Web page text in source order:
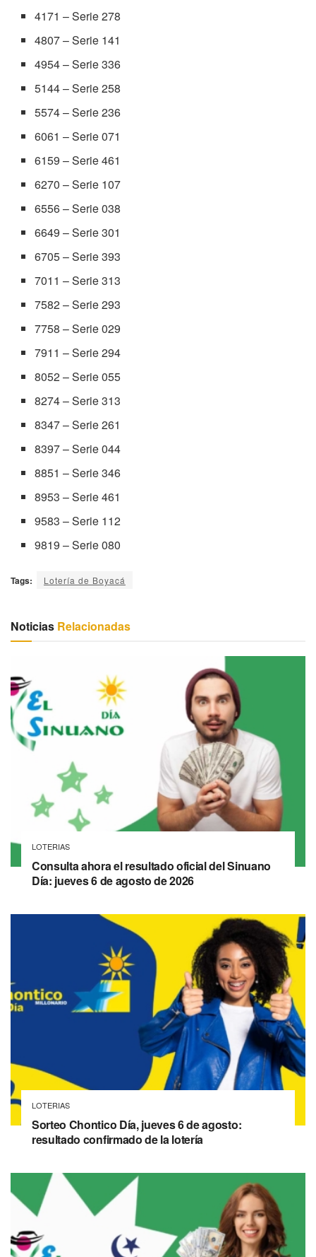
4171 – Serie 278
4807 – Serie 141
4954 – Serie 336
5144 – Serie 258
5574 – Serie 236
6061 – Serie 071
6159 – Serie 461
6270 – Serie 107
6556 – Serie 038
6649 – Serie 301
6705 – Serie 393
7011 – Serie 313
7582 – Serie 293
7758 – Serie 029
7911 – Serie 294
8052 – Serie 055
8274 – Serie 313
8347 – Serie 261
8397 – Serie 044
8851 – Serie 346
8953 – Serie 461
9583 – Serie 112
9819 – Serie 080
Tags: Lotería de Boyacá
Noticias Relacionadas
LOTERIAS
Consulta ahora el resultado oficial del Sinuano
Día: jueves 6 de agosto de 2026
LOTERIAS
Sorteo Chontico Día, jueves 6 de agosto:
resultado confirmado de la lotería